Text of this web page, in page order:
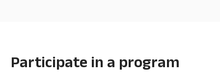
Participate in a program